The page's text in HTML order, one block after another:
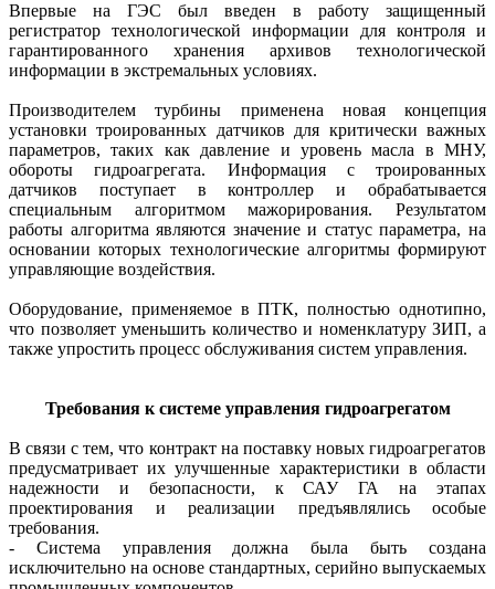
Впервые на ГЭС был введен в работу защищенный
регистратор технологической информации для контроля и
гарантированного хранения архивов технологической
информации в экстремальных условиях.
Производителем турбины применена новая концепция
установки троированных датчиков для критически важных
параметров, таких как давление и уровень масла в МНУ,
обороты гидроагрегата. Информация с троированных
датчиков поступает в контроллер и обрабатывается
специальным алгоритмом мажорирования. Результатом
работы алгоритма являются значение и статус параметра, на
основании которых технологические алгоритмы формируют
управляющие воздействия.
Оборудование, применяемое в ПТК, полностью однотипно,
что позволяет уменьшить количество и номенклатуру ЗИП, а
также упростить процесс обслуживания систем управления.
Требования к системе управления гидроагрегатом
В связи с тем, что контракт на поставку новых гидроагрегатов
предусматривает их улучшенные характеристики в области
надежности и безопасности, к САУ ГА на этапах
проектирования и реализации предъявлялись особые
требования.
- Система управления должна была быть создана
исключительно на основе стандартных, серийно выпускаемых